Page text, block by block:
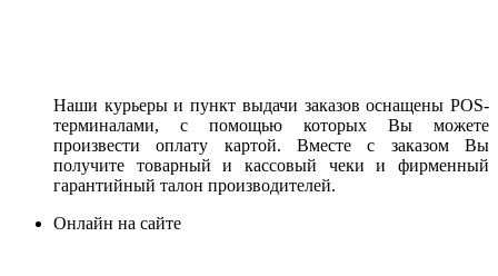
Наши курьеры и пункт выдачи заказов оснащены POS-
терминалами, с помощью которых Вы можете
произвести оплату картой. Вместе с заказом Вы
получите товарный и кассовый чеки и фирменный
гарантийный талон производителей.
Онлайн на сайте